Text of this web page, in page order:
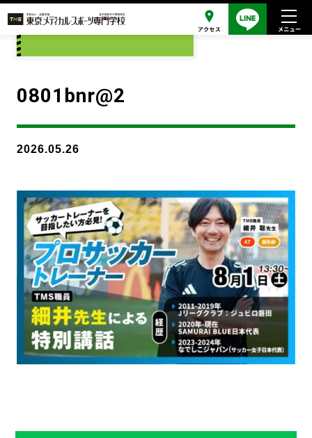
添付ファイル
0801bnr@2
2026.05.26